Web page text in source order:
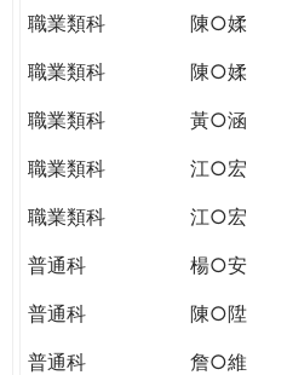
職業類科
陳○媃
職業類科
陳○媃
職業類科
黃○涵
職業類科
江○宏
職業類科
江○宏
普通科
楊○安
普通科
陳○陞
普通科
詹○維